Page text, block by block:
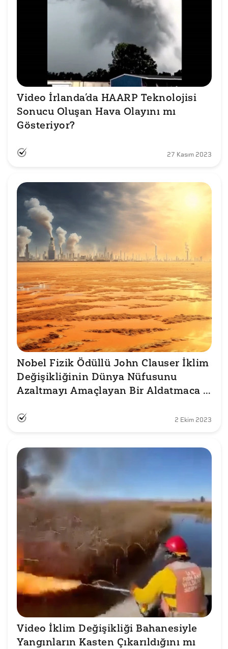
Video İrlanda’da HAARP Teknolojisi
Sonucu Oluşan Hava Olayını mı
Gösteriyor?
27 Kasım 2023
Nobel Fizik Ödüllü John Clauser İklim
Değişikliğinin Dünya Nüfusunu
Azaltmayı Amaçlayan Bir Aldatmaca
2 Ekim 2023
Video İklim Değişikliği Bahanesiyle
Yangınların Kasten Çıkarıldığını mı